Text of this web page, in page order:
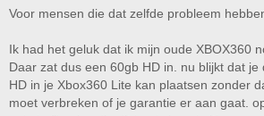
Voor mensen die dat zelfde probleem
Ik had het geluk dat ik mijn oude XBOX360
Daar zat dus een 60gb HD in. nu blijkt dat je
HD in je Xbox360 Lite kan plaatsen zonder
moet verbreken of je garantie er aan gaat.